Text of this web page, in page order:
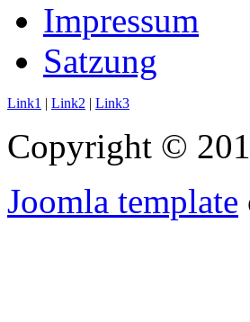
Impressum
Satzung
Link1 Link2 Link3
Copyright ©
Joomla template